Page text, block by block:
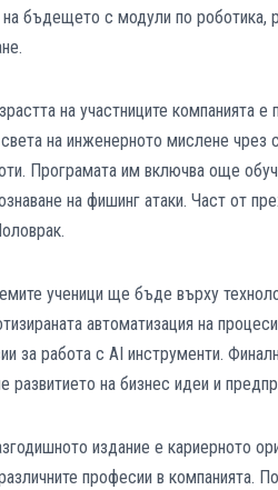
на бъдещето с модули по роботика,
на участниците компанията
на инженерното мислене чрез
Програмата им включва още
на фишинг атаки. Част от
ученици ще бъде върху
автоматизация на
за работа с AI инструменти.
развитието на бизнес идеи и
издание е кариерното
професии в компанията.